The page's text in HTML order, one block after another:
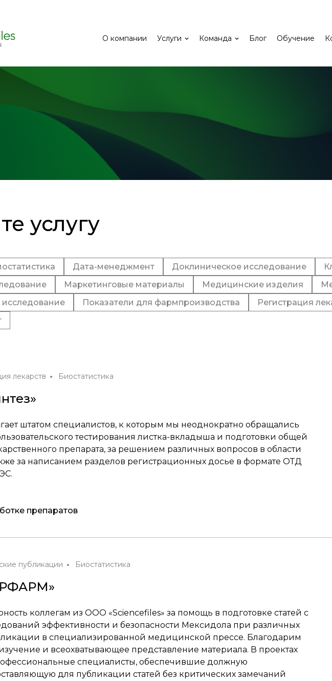
О компании Услуги Команда Блог Обучение
услугу
Дата-менеджмент Доклиническое исследование
Маркетинговые материалы Медицинские изделия
Показатели для фармпроизводства Регистрация
лекарств Биостатистика
штатом специалистов, к которым мы неоднократно обращались
тестирования листка-вкладыша и подготовки общей
препарата, за решением различных вопросов в области
за написанием разделов регистрационных досье в формате ОТД
препаратов
публикации Биостатистика
коллегам из ООО «Sciencefiles» за помощь в подготовке статей с
эффективности и безопасности Мексидола при различных
в специализированной медицинской прессе. Благодарим
и всеохватывающее представление материала. В проектах
специалисты, обеспечившие должную
для публикации статей без критических замечаний